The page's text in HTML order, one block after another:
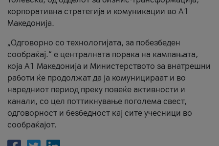
корпоративна стратегија и комуникации во А1
Македонија.
„Одговорно со технологијата, за побезбеден
сообраќај.“ е централната порака на кампањата,
која A1 Македонија и Министерството за внатрешни
работи ќе продолжат да ја комуницираат и во
наредниот период преку повеќе активности и
канали, со цел поттикнување поголема свест,
одговорност и безбедност кај сите учесници во
сообраќајот.